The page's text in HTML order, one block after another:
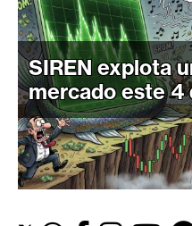
r
i
p
t
o
M
e
r
SIREN explota
mercado este 4